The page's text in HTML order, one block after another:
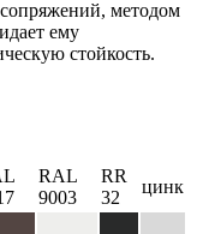
методом
ему
стойкость.
RAL
9003
RR
32
цинк